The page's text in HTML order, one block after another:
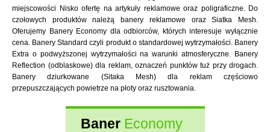
miejscowości Nisko ofertę na artykuły reklamowe oraz poligraficzne. Do
czołowych produktów należą banery reklamowe oraz Siatka Mesh.
Oferujemy Banery Economy dla odbiorców, których interesuje wyłącznie
cena. Banery Standard czyli produkt o standardowej wytrzymałości. Banery
Extra o podwyższonej wytrzymałości na warunki atmosferyczne. Banery
Reflection (odblaskowe) dla reklam, oznaczeń punktów tuż przy drogach.
Banery dziurkowane (Sitaka Mesh) dla reklam częściowo
przepuszczających powietrze na płoty oraz rusztowania.
Baner Economy